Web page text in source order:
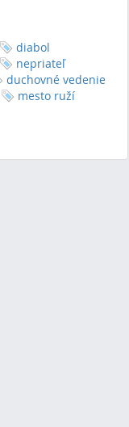
diabol
nepriateľ
duchovné vedenie
mesto ruží